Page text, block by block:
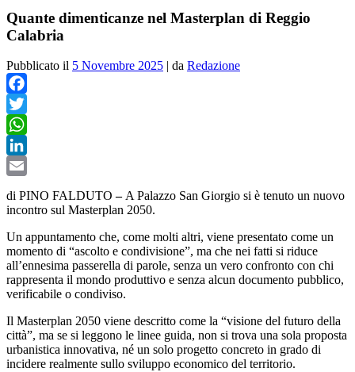
Quante dimenticanze nel Masterplan di Reggio
Calabria
Pubblicato il 5 Novembre 2025 | da Redazione
Facebook
Twitter
WhatsApp
LinkedIn
di PINO FALDUTO–A Palazzo San Giorgio si è tenuto un nuovo
incontro sul Masterplan 2050.
Un appuntamento che, come molti altri, viene presentato come un
momento di “ascolto e condivisione”, ma che nei fatti si riduce
all’ennesima passerella di parole, senza un vero confronto con chi
rappresenta il mondo produttivo e senza alcun documento pubblico,
verificabile o condiviso.
Il Masterplan 2050 viene descritto come la “visione del futuro della
città”, ma se si leggono le linee guida, non si trova una sola proposta
urbanistica innovativa, né un solo progetto concreto in grado di
incidere realmente sullo sviluppo economico del territorio.